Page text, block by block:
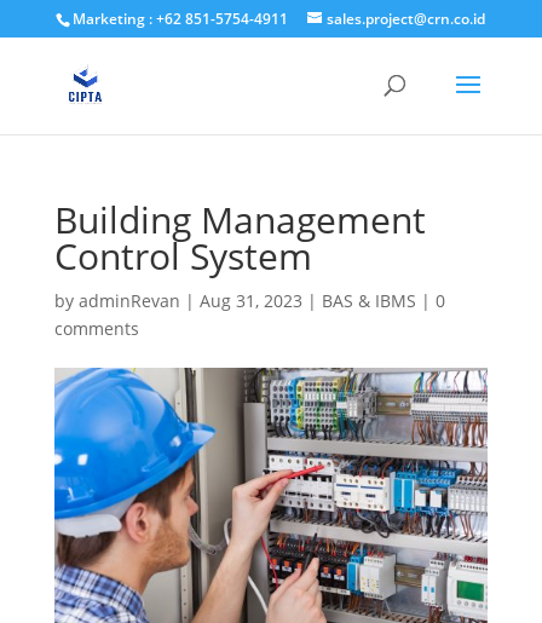
Marketing : +62 851-5754-4911 sales.project@crn.co.id
Building Management
Control System
by adminRevan | Aug 31, 2023 | BAS & IBMS | 0
comments